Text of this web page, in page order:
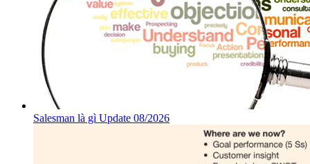
Salesman là gì Update 08/2026